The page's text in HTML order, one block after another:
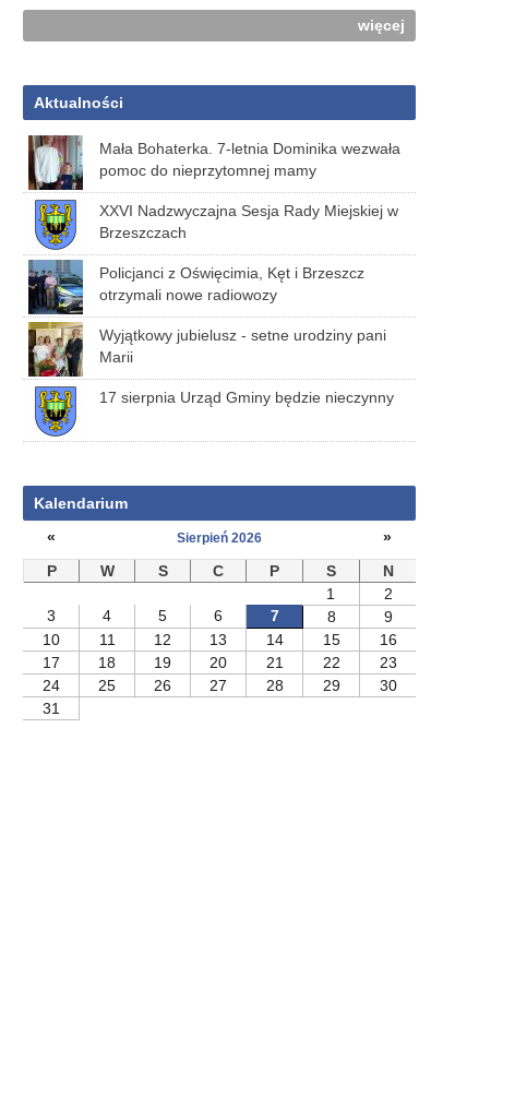
więcej
Aktualności
Mała Bohaterka. 7-letnia Dominika wezwała
pomoc do nieprzytomnej mamy
XXVI Nadzwyczajna Sesja Rady Miejskiej w
Brzeszczach
Policjanci z Oświęcimia, Kęt i Brzeszcz
otrzymali nowe radiowozy
Wyjątkowy jubielusz - setne urodziny pani
Marii
17 sierpnia Urząd Gminy będzie nieczynny
Kalendarium
«
Sierpień 2026
»
P
W S C P S
N
1
2
3
4 5 6 7 8
9
10
11 12 13 14 15
16
17
18 19 20 21 22
23
24
25 26 27 28 29
30
31